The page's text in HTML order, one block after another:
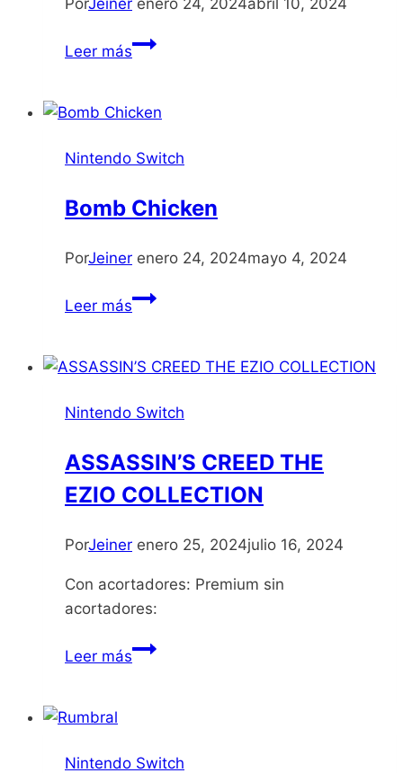
Leer másARK
Edition
Nintendo Switch
Bomb Chicken
PorJeiner enero 24, 2024mayo 4, 2024
Leer másBomb
Nintendo Switch
ASSASSIN’S CREED THE
EZIO COLLECTION
PorJeiner enero 25, 2024julio 16, 2024
Con acortadores: Premium sin
acortadores:
Leer másASSASSIN’S
Nintendo Switch